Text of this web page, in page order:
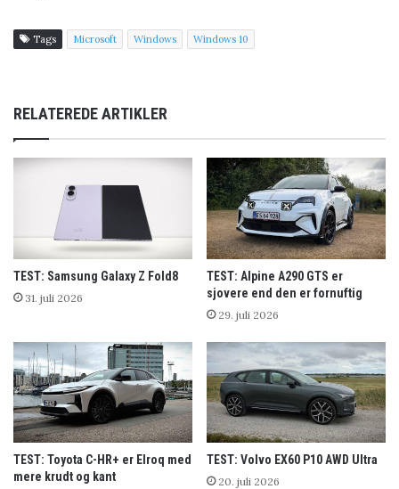
Tags Microsoft Windows Windows 10
RELATEREDE ARTIKLER
TEST: Samsung Galaxy Z Fold8
31. juli 2026
TEST: Alpine A290 GTS er
sjovere end den er fornuftig
29. juli 2026
TEST: Toyota C-HR+ er Elroq med
mere krudt og kant
TEST: Volvo EX60 P10 AWD Ultra
20. juli 2026